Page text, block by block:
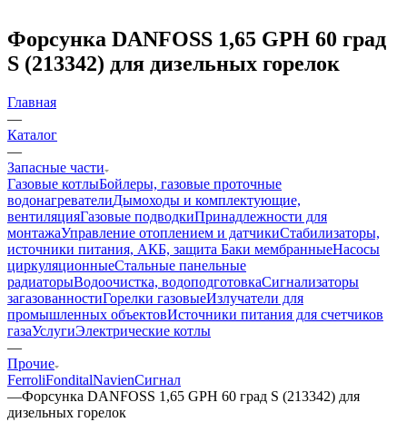
Форсунка DANFOSS 1,65 GPH 60 град
S (213342) для дизельных горелок
Главная
—
Каталог
—
Запасные части
Газовые котлыБойлеры, газовые проточные
водонагревателиДымоходы и комплектующие,
вентиляцияГазовые подводкиПринадлежности для
монтажаУправление отоплением и датчикиСтабилизаторы,
источники питания, АКБ, защита Баки мембранныеНасосы
циркуляционныеСтальные панельные
радиаторыВодоочистка, водоподготовкаСигнализаторы
загазованностиГорелки газовыеИзлучатели для
промышленных объектовИсточники питания для счетчиков
газаУслугиЭлектрические котлы
—
Прочие
FerroliFonditalNavienСигнал
—Форсунка DANFOSS 1,65 GPH 60 град S (213342) для
дизельных горелок